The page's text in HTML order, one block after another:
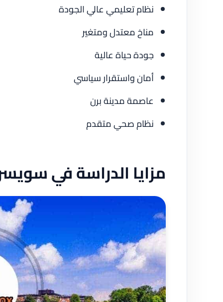
نظام تعليمي عالي الجودة
مناخ معتدل ومتغير
جودة حياة عالية
أمان واستقرار سياسي
عاصمة مدينة برن
نظام صحي متقدم
مزايا الدراسة في